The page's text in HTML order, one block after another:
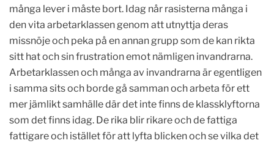
många lever i måste bort. Idag når rasisterna många i
den vita arbetarklassen genom att utnyttja deras
missnöje och peka på en annan grupp som de kan rikta
sitt hat och sin frustration emot nämligen invandrarna.
Arbetarklassen och många av invandrarna är egentligen
i samma sits och borde gå samman och arbeta för ett
mer jämlikt samhälle där det inte finns de klassklyftorna
som det finns idag. De rika blir rikare och de fattiga
fattigare och istället för att lyfta blicken och se vilka det